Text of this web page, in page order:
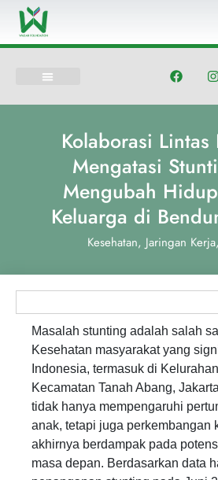
Lewati
konten
F
a
e
o
k
I
n
t
r
a
Kolaborasi Lintas
Mengatasi
Mengubah
Keluarga di
Kesehatan, Jaringan Kerja,
Masalah stunting adalah salah
Kesehatan masyarakat yang
Indonesia, termasuk di
Kecamatan Tanah Abang,
tidak hanya mempengaruhi
anak, tetapi juga perkembangan
akhirnya berdampak pada
masa depan. Berdasarkan data